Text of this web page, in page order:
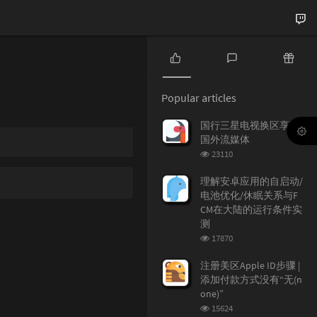
P
p
u
l
a
a
r
t
e
s
t
e
s
t
o
m
m
e
n
s
d
m
r
t
i
c
s
Popular articles
国行三星电视换区享受
国外流媒体
浏
次
数:
23110
理解安卓应用的自启动/
电池优化/休眠关系与F
CM在大陆的运行条件实
测
浏
次
数:
17870
注册美区Apple ID步骤 |
添加付款方式没有“无(n
one)”
浏
15624